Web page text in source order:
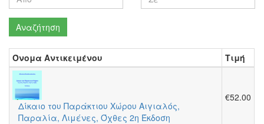
Αναζήτηση
Όνομα Αντικειμένου Τιμή
Δίκαιο του Παράκτιου Χώρου Αιγιαλός,
Παραλία, Λιμένες, Όχθες 2η Έκδοση
€52.00